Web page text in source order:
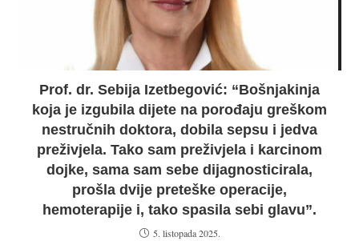
Prof. dr. Sebija Izetbegović: “Bošnjakinja
koja je izgubila dijete na porođaju greškom
nestručnih doktora, dobila sepsu i jedva
preživjela. Tako sam preživjela i karcinom
dojke, sama sam sebe dijagnosticirala,
prošla dvije preteške operacije,
hemoterapije i, tako spasila sebi glavu”.
5. listopada 2025.